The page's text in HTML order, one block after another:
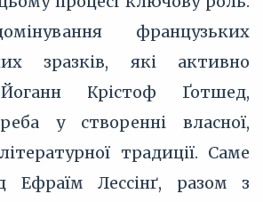
французьких
зразків, які активно
Крістоф Ґотшед,
у створенні власної,
традиції. Саме
Ефраїм Лессінґ, разом з